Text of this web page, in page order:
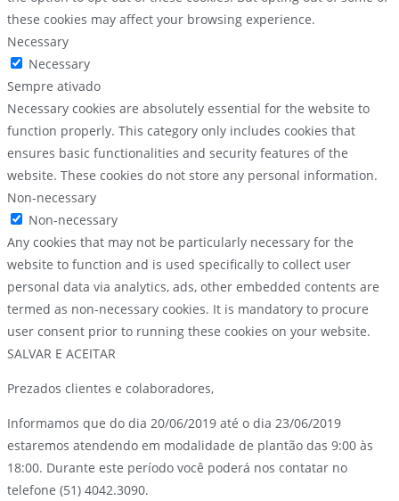
these cookies may affect your browsing experience.
Necessary
Necessary
Sempre ativado
Necessary cookies are absolutely essential for the website to
function properly. This category only includes cookies that
ensures basic functionalities and security features of the
website. These cookies do not store any personal information.
Non-necessary
Non-necessary
Any cookies that may not be particularly necessary for the
website to function and is used specifically to collect user
personal data via analytics, ads, other embedded contents are
termed as non-necessary cookies. It is mandatory to procure
user consent prior to running these cookies on your website.
SALVAR E ACEITAR
Prezados clientes e colaboradores,
Informamos que do dia 20/06/2019 até o dia 23/06/2019
estaremos atendendo em modalidade de plantão das 9:00 às
18:00. Durante este período você poderá nos contatar no
telefone (51) 4042.3090.